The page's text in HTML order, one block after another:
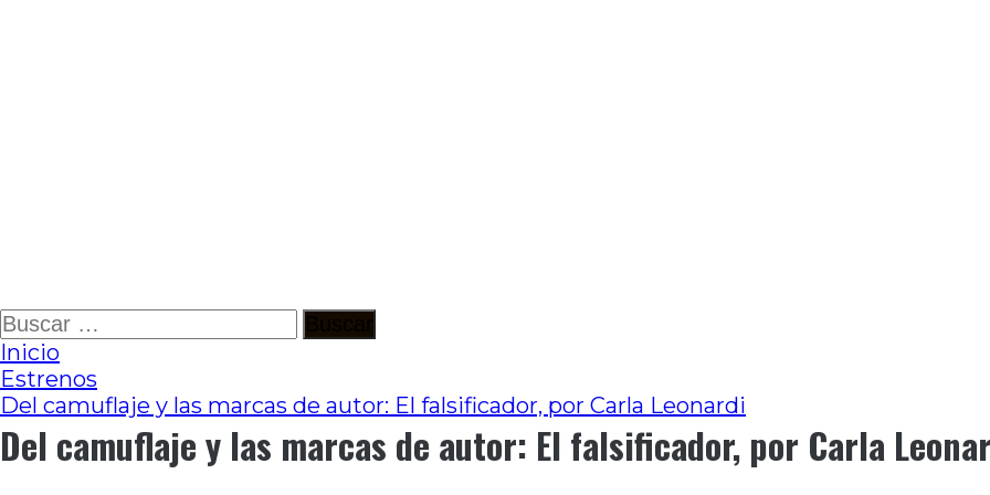
Ir
al
contenido
Buscar:
Inicio
Estrenos
Del camuflaje y las marcas de autor: El falsificador, por Carla Leonardi
Del camuflaje y las marcas de autor: El falsificador, por Carla